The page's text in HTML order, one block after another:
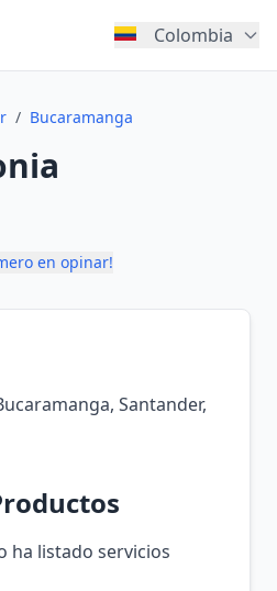
Colombia
/ Bucaramanga
en opinar!
Santander,
ha listado servicios